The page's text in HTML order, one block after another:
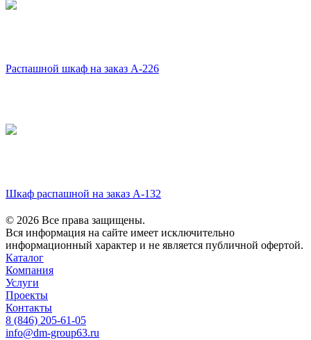
Распашной шкаф на заказ А-226
Шкаф распашной на заказ А-132
© 2026 Все права защищены.
Вся информация на сайте имеет исключительно
информационный характер и не является публичной офертой.
Каталог
Компания
Услуги
Проекты
Контакты
8 (846) 205-61-05
info@dm-group63.ru